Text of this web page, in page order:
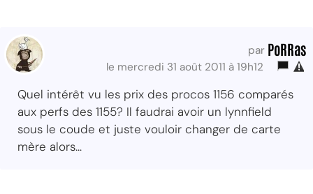
par PoRRas
le mercredi 31 août 2011 à 19h12
Quel intérêt vu les prix des procos 1156 comparés
aux perfs des 1155? Il faudrai avoir un lynnfield
sous le coude et juste vouloir changer de carte
mère alors...